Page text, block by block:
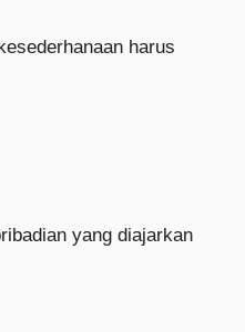
harus
yang diajarkan